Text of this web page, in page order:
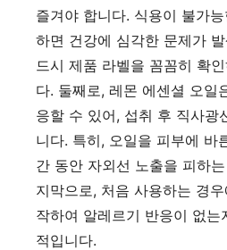
즐겨야 합니다. 식용이 불가
하면 건강에 심각한 문제가
드시 제품 라벨을 꼼꼼히 확
다. 둘째로, 레몬 에센셜 오일
응할 수 있어, 섭취 후 직사광
니다. 특히, 오일을 피부에 바
간 동안 자외선 노출을 피하
지막으로, 처음 사용하는 경
작하여 알레르기 반응이 없
적입니다.